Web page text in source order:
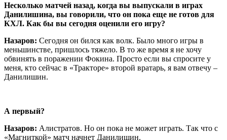
Несколько матчей назад, когда вы выпускали в играх
Данилишина, вы говорили, что он пока еще не готов для
КХЛ. Как бы вы сегодня оценили его игру?
Назаров: Сегодня он бился как волк. Было много игры в
меньшинстве, пришлось тяжело. В то же время я не хочу
обвинять в поражении Фокина. Просто если вы спросите у
меня, кто сейчас в «Тракторе» второй вратарь, я вам отвечу –
Данилишин.
А первый?
Назаров: Алистратов. Но он пока не может играть. Так что с
«Магниткой» матч начнет Данилишин.